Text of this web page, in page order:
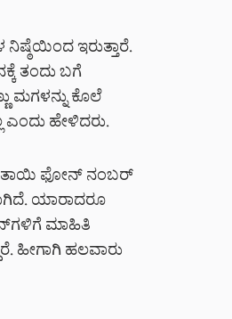
ನಿಷ್ಠೆಯಿಂದ ಇರುತ್ತಾರೆ.
ತಂದು ಬಗೆ
ಮಗಳನ್ನು ಕೊಲೆ
ಎಂದು ಹೇಳಿದರು.
ತಾಯಿ ಫೋನ್ ನಂಬರ್
ಯಾರಾದರೂ
ಮಾಹಿತಿ
ಹೀಗಾಗಿ ಹಲವಾರು